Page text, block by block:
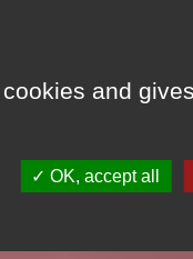
and
OK, accept all